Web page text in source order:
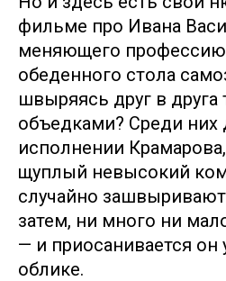
фильме про Ивана
меняющего
обеденного стола
швыряясь друг в друга
объедками? Среди них
исполнении
щуплый невысокий
случайно
затем, ни много ни
— и приосанивается он
облике.